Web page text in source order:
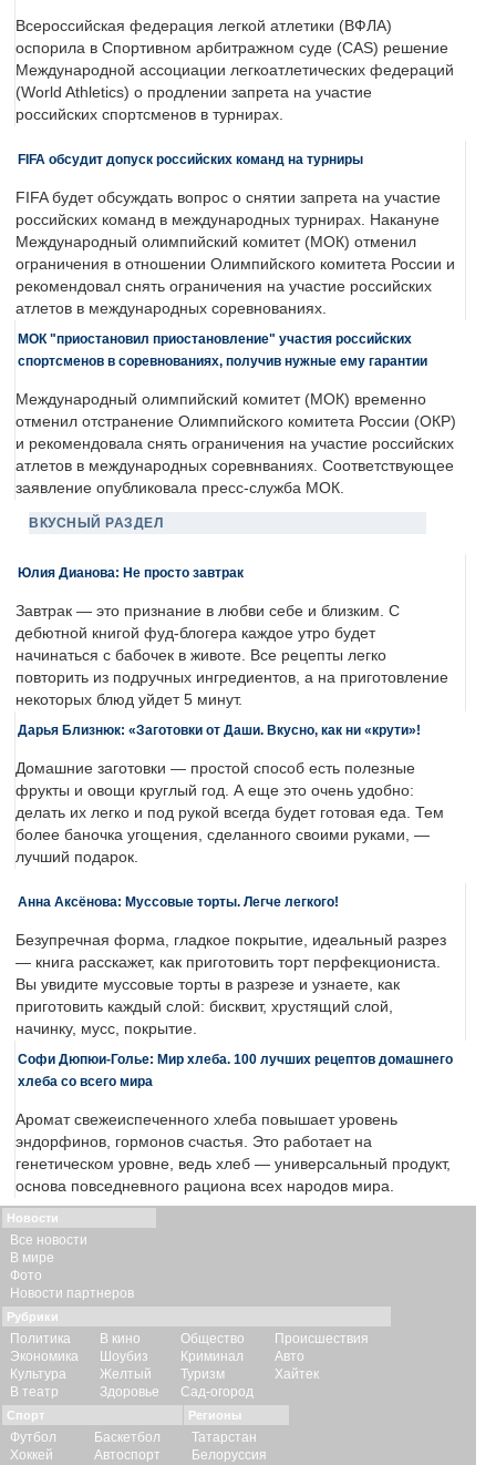
Всероссийская федерация легкой атлетики (ВФЛА)
оспорила в Спортивном арбитражном суде (CAS) решение
Международной ассоциации легкоатлетических федераций
(World Athletics) о продлении запрета на участие
российских спортсменов в турнирах.
FIFA обсудит допуск российских команд на турниры
FIFA будет обсуждать вопрос о снятии запрета на участие
российских команд в международных турнирах. Накануне
Международный олимпийский комитет (МОК) отменил
ограничения в отношении Олимпийского комитета России и
рекомендовал снять ограничения на участие российских
атлетов в международных соревнованиях.
МОК "приостановил приостановление" участия российских
спортсменов в соревнованиях, получив нужные ему гарантии
Международный олимпийский комитет (МОК) временно
отменил отстранение Олимпийского комитета России (ОКР)
и рекомендовала снять ограничения на участие российских
атлетов в международных соревнваниях. Соответствующее
заявление опубликовала пресс-служба МОК.
ВКУСНЫЙ РАЗДЕЛ
Юлия Дианова: Не просто завтрак
Завтрак — это признание в любви себе и близким. С
дебютной книгой фуд-блогера каждое утро будет
начинаться с бабочек в животе. Все рецепты легко
повторить из подручных ингредиентов, а на приготовление
некоторых блюд уйдет 5 минут.
Дарья Близнюк: «Заготовки от Даши. Вкусно, как ни «крути»!
Домашние заготовки — простой способ есть полезные
фрукты и овощи круглый год. А еще это очень удобно:
делать их легко и под рукой всегда будет готовая еда. Тем
более баночка угощения, сделанного своими руками, —
лучший подарок.
Анна Аксёнова: Муссовые торты. Легче легкого!
Безупречная форма, гладкое покрытие, идеальный разрез
— книга расскажет, как приготовить торт перфекциониста.
Вы увидите муссовые торты в разрезе и узнаете, как
приготовить каждый слой: бисквит, хрустящий слой,
начинку, мусс, покрытие.
Софи Дюпюи-Голье: Мир хлеба. 100 лучших рецептов домашнего
хлеба со всего мира
Аромат свежеиспеченного хлеба повышает уровень
эндорфинов, гормонов счастья. Это работает на
генетическом уровне, ведь хлеб — универсальный продукт,
основа повседневного рациона всех народов мира.
Новости
Все новости
В мире
Фото
Новости партнеров
Рубрики
Политика
Экономика
Культура
В театр
В кино
Шоубиз
Желтый
Здоровье
Общество
Криминал
Туризм
Сад-огород
Происшествия
Авто
Хайтек
Спорт
Футбол
Хоккей
Баскетбол
Автоспорт
Регионы
Татарстан
Белоруссия